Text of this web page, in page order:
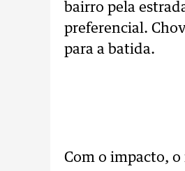
bairro pela
preferencial.
para a batida.
Com o impacto,